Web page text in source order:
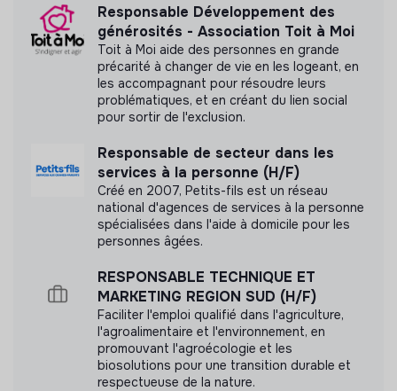
Équité salariale
Principes de gouvernance
Gestion collaborative de projets
Autonomie des équipes
Systèmes de feedback et d'évaluation
Culture de feedback ouvert
N'a pas encore communiqué de documents de
transparence
Responsable Développement des
générosités - Association Toit à Moi
Toit à Moi aide des personnes en grande
précarité à changer de vie en les logeant, en
les accompagnant pour résoudre leurs
problématiques, et en créant du lien social
pour sortir de l'exclusion.
Responsable de secteur dans les
services à la personne (H/F)
Créé en 2007, Petits-fils est un réseau
national d'agences de services à la personne
spécialisées dans l'aide à domicile pour les
personnes âgées.
RESPONSABLE TECHNIQUE ET
MARKETING REGION SUD (H/F)
Faciliter l'emploi qualifié dans l'agriculture,
l'agroalimentaire et l'environnement, en
promouvant l'agroécologie et les
biosolutions pour une transition durable et
respectueuse de la nature.